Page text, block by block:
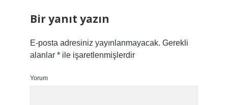
Bir yanıt yazın
E-posta adresiniz yayınlanmayacak. Gerekli
alanlar *ile işaretlenmişlerdir
Yorum